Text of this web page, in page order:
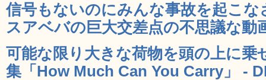
信号もないのにみんな事故を起こ
スアベバの巨大交差点の不思議な動
可能な限り大きな荷物を頭の上に乗
集「How Much Can You Carry」 -